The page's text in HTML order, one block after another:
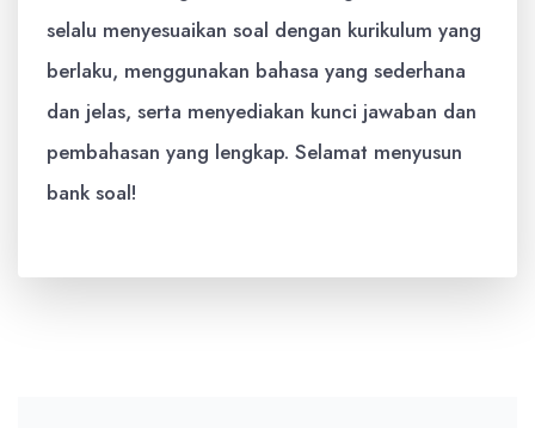
selalu menyesuaikan soal dengan kurikulum yang
berlaku, menggunakan bahasa yang sederhana
dan jelas, serta menyediakan kunci jawaban dan
pembahasan yang lengkap. Selamat menyusun
bank soal!